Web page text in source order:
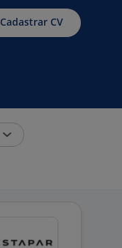
Cadastrar CV